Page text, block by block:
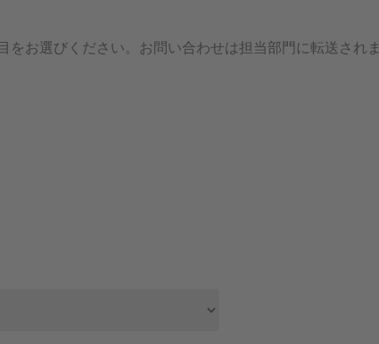
をお選びください。お問い合わせは担当部門に転送されま